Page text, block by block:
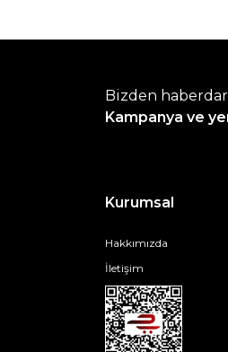
Bizden
Kampanya ve
Kurumsal
Hakkımızda
İletişim